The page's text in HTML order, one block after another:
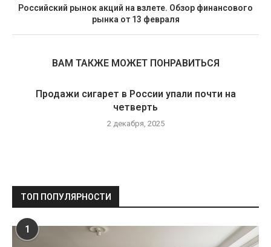
Российский рынок акций на взлете. Обзор финансового
рынка от 13 февраля
ВАМ ТАКЖЕ МОЖЕТ ПОНРАВИТЬСЯ
Продажи сигарет в России упали почти на
четверть
2 декабря, 2025
ТОП ПОПУЛЯРНОСТИ
1